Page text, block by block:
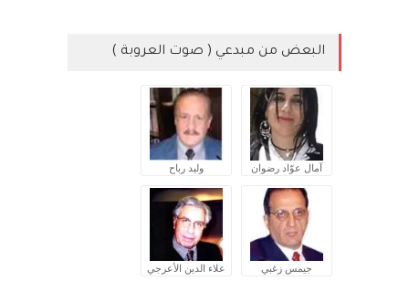
البعض من مبدعي ( صوت العروبة )
آمال عوّاد رضوان وليد رباح
جيمس زغبي علاء الدين الأعرجي